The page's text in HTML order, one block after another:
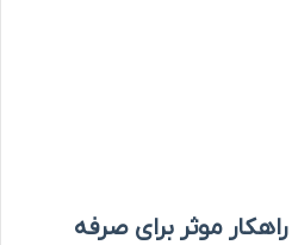
کاهش کارمزد اتریوم: ۷ راهکار موثر برای صرفه